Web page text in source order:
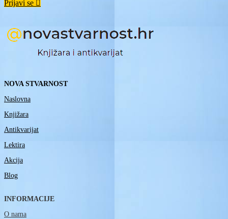
Prijavi se
NOVA STVARNOST
Naslovna
Knjižara
Antikvarijat
Lektira
Akcija
Blog
INFORMACIJE
O nama